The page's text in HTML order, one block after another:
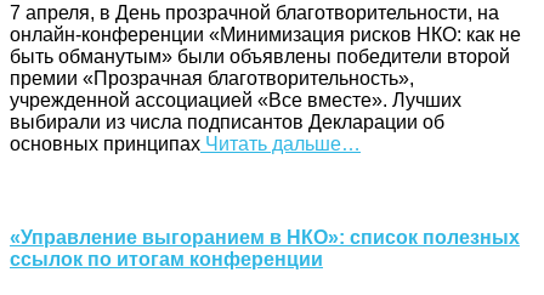
7 апреля, в День прозрачной благотворительности, на
онлайн-конференции «Минимизация рисков НКО: как не
быть обманутым» были объявлены победители второй
премии «Прозрачная благотворительность»,
учрежденной ассоциацией «Все вместе». Лучших
выбирали из числа подписантов Декларации об
основных принципах Читать дальше…
«Управление выгоранием в НКО»: список полезных
ссылок по итогам конференции